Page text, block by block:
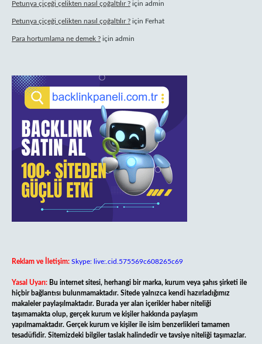
Petunya çiçeği çelikten nasıl çoğaltılır ? için admin
Petunya çiçeği çelikten nasıl çoğaltılır ? için Ferhat
Para hortumlama ne demek ? için admin
Reklam ve İletişim: Skype: live:.cid.575569c608265c69
Yasal Uyarı: Bu internet sitesi, herhangi bir marka, kurum veya şahıs şirketi ile
hiçbir bağlantısı bulunmamaktadır. Sitede yalnızca kendi hazırladığımız
makaleler paylaşılmaktadır. Burada yer alan içerikler haber niteliği
taşımamakta olup, gerçek kurum ve kişiler hakkında paylaşım
yapılmamaktadır. Gerçek kurum ve kişiler ile isim benzerlikleri tamamen
tesadüfidir. Sitemizdeki bilgiler taslak halindedir ve tavsiye niteliği taşımazlar.